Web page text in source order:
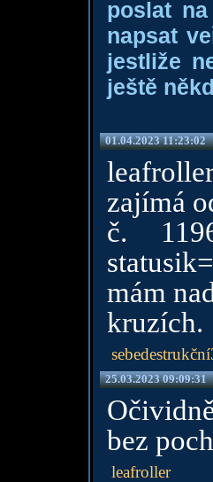
poslat
napsat
jestliže
ještě
01.04.2023 11:23:02
zajímá
č.
mám
kruzích.
25.03.2023 09:09:31
bez
leafroller